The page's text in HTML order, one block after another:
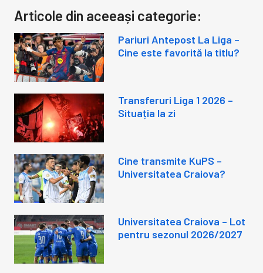
Articole din aceeași categorie:
Pariuri Antepost La Liga –
Cine este favorită la titlu?
Transferuri Liga 1 2026 –
Situația la zi
Cine transmite KuPS –
Universitatea Craiova?
Universitatea Craiova – Lot
pentru sezonul 2026/2027